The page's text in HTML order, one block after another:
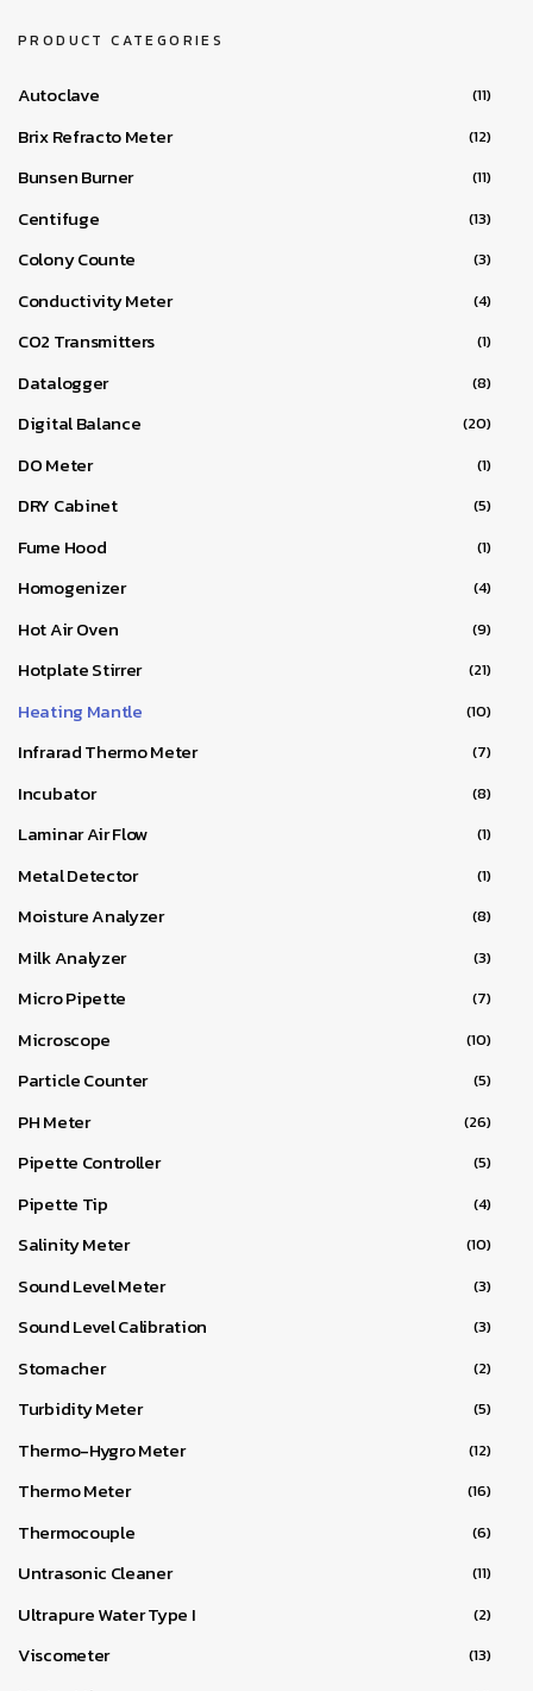
PRODUCT CATEGORIES
Autoclave (11)
Brix Refracto Meter (12)
Bunsen Burner (11)
Centifuge (13)
Colony Counte (3)
Conductivity Meter (4)
CO2 Transmitters (1)
Datalogger (8)
Digital Balance (20)
DO Meter (1)
DRY Cabinet (5)
Fume Hood (1)
Homogenizer (4)
Hot Air Oven (9)
Hotplate Stirrer (21)
Heating Mantle (10)
Infrarad Thermo Meter (7)
Incubator (8)
Laminar Air Flow (1)
Metal Detector (1)
Moisture Analyzer (8)
Milk Analyzer (3)
Micro Pipette (7)
Microscope (10)
Particle Counter (5)
PH Meter (26)
Pipette Controller (5)
Pipette Tip (4)
Salinity Meter (10)
Sound Level Meter (3)
Sound Level Calibration (3)
Stomacher (2)
Turbidity Meter (5)
Thermo-Hygro Meter (12)
Thermo Meter (16)
Thermocouple (6)
Untrasonic Cleaner (11)
Ultrapure Water Type I (2)
Viscometer (13)